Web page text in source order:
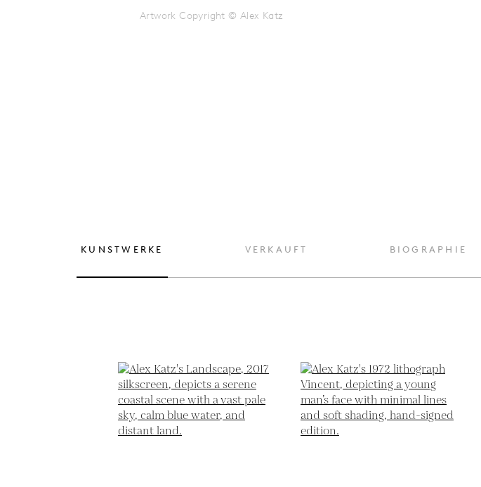
Artwork Copyright © Alex Katz
KUNSTWERKE VERKAUFT BIOGRAPHIE